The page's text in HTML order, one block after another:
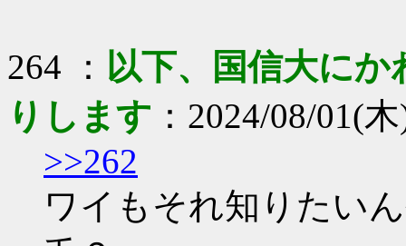
264 ： 以下、国信大に
りします ：2024/08/01(
>>262
ワイもそれ知りたい